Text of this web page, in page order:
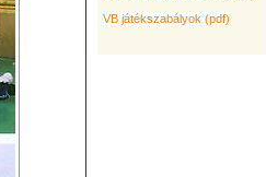
VB játékszabályok (pdf)